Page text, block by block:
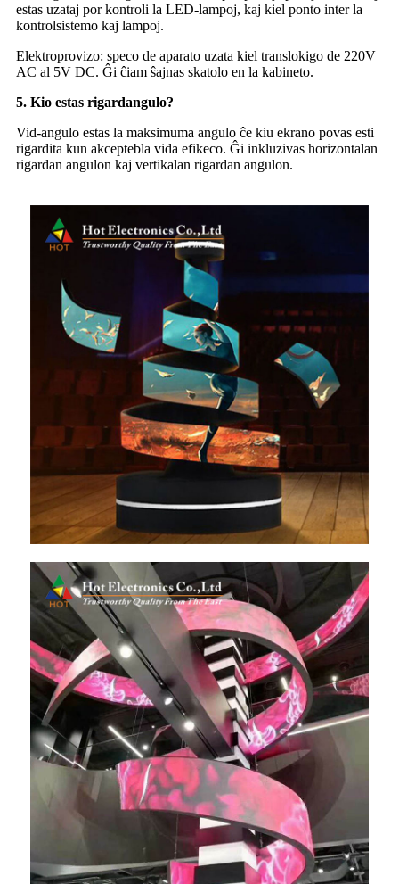
estas uzataj por kontroli la LED-lampoj, kaj kiel ponto inter la
kontrolsistemo kaj lampoj.
Elektroprovizo: speco de aparato uzata kiel translokigo de 220V
AC al 5V DC. Ĝi ĉiam ŝajnas skatolo en la kabineto.
5. Kio estas rigardangulo?
Vid-angulo estas la maksimuma angulo ĉe kiu ekrano povas esti
rigardita kun akceptebla vida efikeco. Ĝi inkluzivas horizontalan
rigardan angulon kaj vertikalan rigardan angulon.